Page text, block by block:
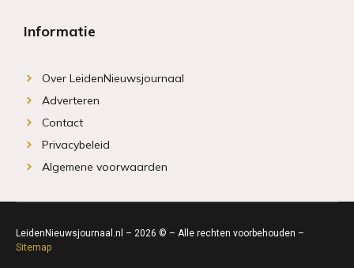
Informatie
Over LeidenNieuwsjournaal
Adverteren
Contact
Privacybeleid
Algemene voorwaarden
LeidenNieuwsjournaal.nl – 2026 © – Alle rechten voorbehouden –
Sitemap